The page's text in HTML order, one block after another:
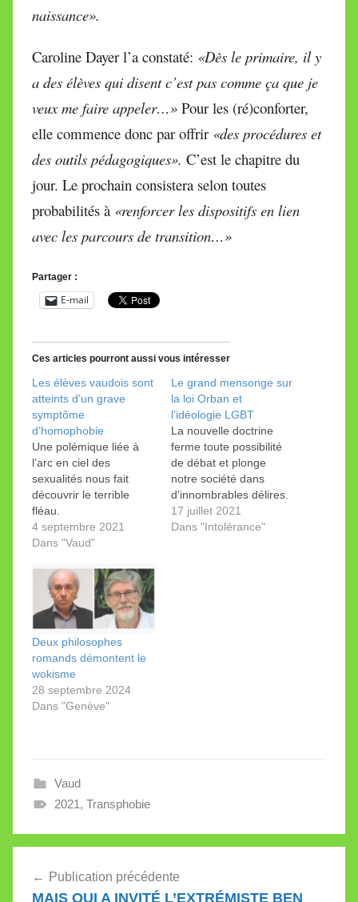
naissance».
Caroline Dayer l’a constaté: «Dès le primaire, il y
a des élèves qui disent c’est pas comme ça que je
veux me faire appeler…» Pour les (ré)conforter,
elle commence donc par offrir «des procédures et
des outils pédagogiques». C’est le chapitre du
jour. Le prochain consistera selon toutes
probabilités à «renforcer les dispositifs en lien
avec les parcours de transition…»
Partager :
E-mail
Ces articles pourront aussi vous intéresser
Les élèves vaudois sont
atteints d’un grave
symptôme
d’homophobie
Une polémique liée à
l’arc en ciel des
sexualités nous fait
découvrir le terrible
fléau.
4 septembre 2021
Dans "Vaud"
Le grand mensonge sur
la loi Orban et
l’idéologie LGBT
La nouvelle doctrine
ferme toute possibilité
de débat et plonge
notre société dans
d’innombrables délires.
Des mouvements de
résistance se font jour,
17 juillet 2021
Dans "Intolérance"
Deux philosophes
romands démontent le
wokisme
28 septembre 2024
Dans "Genève"
Vaud
2021, Transphobie
de
Publication précédente
MAIS QUI A INVITÉ L’EXTRÉMISTE BEN